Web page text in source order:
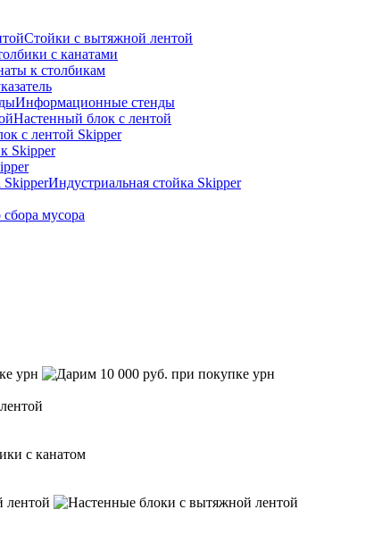
Стойки с вытяжной лентой
с канатами
к столбикам
Информационные стенды
Настенный блок с лентой
с лентой Skipper
Skipper
Индустриальная стойка Skipper
мусора